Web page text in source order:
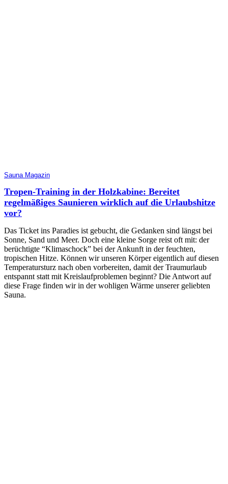
Sauna Magazin
Tropen-Training in der Holzkabine: Bereitet
regelmäßiges Saunieren wirklich auf die Urlaubshitze
vor?
Das Ticket ins Paradies ist gebucht, die Gedanken sind längst bei
Sonne, Sand und Meer. Doch eine kleine Sorge reist oft mit: der
berüchtigte “Klimaschock” bei der Ankunft in der feuchten,
tropischen Hitze. Können wir unseren Körper eigentlich auf diesen
Temperatursturz nach oben vorbereiten, damit der Traumurlaub
entspannt statt mit Kreislaufproblemen beginnt? Die Antwort auf
diese Frage finden wir in der wohligen Wärme unserer geliebten
Sauna.